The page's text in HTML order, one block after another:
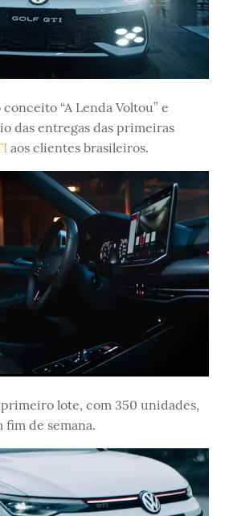
“A Lenda Voltou” e
das entregas das primeiras
aos clientes brasileiros.
lote, com 350 unidades,
fim de semana.